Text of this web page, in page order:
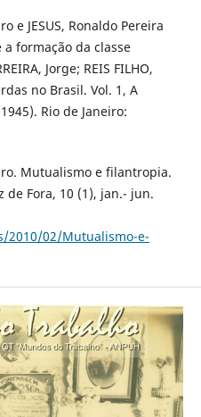
e JESUS, Ronaldo Pereira
formação da classe
Jorge; REIS FILHO,
no Brasil. Vol. 1, A
Rio de Janeiro:
Mutualismo e filantropia.
de Fora, 10 (1), jan.- jun.
02/Mutualismo-e-